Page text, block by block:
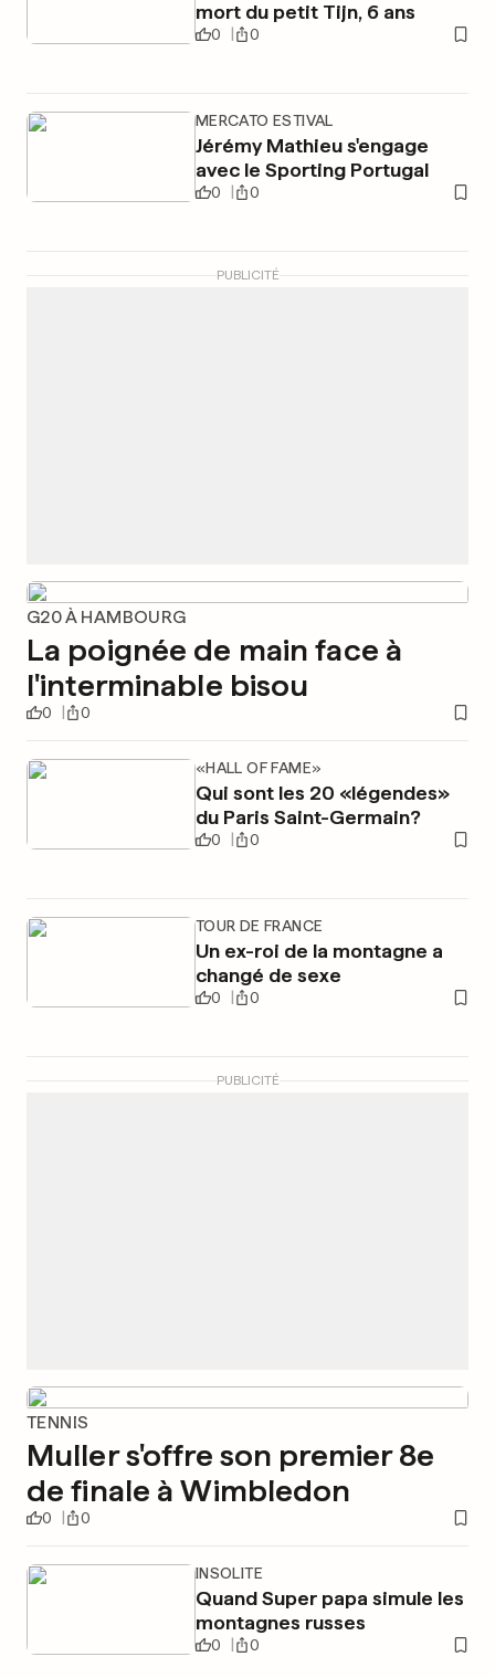
mort du petit Tijn, 6 ans
0 0
MERCATO ESTIVAL
Jérémy Mathieu s'engage
avec le Sporting Portugal
0 0
PUBLICITÉ
G20 À HAMBOURG
La poignée de main face à
l'interminable bisou
0 0
«HALL OF FAME»
Qui sont les 20 «légendes»
du Paris Saint-Germain?
0 0
TOUR DE FRANCE
Un ex-roi de la montagne a
changé de sexe
0 0
PUBLICITÉ
TENNIS
Muller s'offre son premier 8e
de finale à Wimbledon
0 0
INSOLITE
Quand Super papa simule les
montagnes russes
0 0